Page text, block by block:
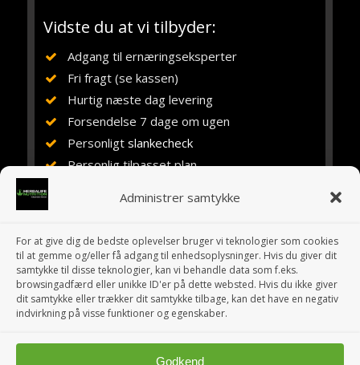
Administrer samtykke
For at give dig de bedste oplevelser bruger vi teknologier som cookies
til at gemme og/eller få adgang til enhedsoplysninger. Hvis du giver dit
samtykke til disse teknologier, kan vi behandle data som f.eks.
browsingadfærd eller unikke ID'er på dette websted. Hvis du ikke giver
dit samtykke eller trækker dit samtykke tilbage, kan det have en negativ
indvirkning på visse funktioner og egenskaber.
Godkend
Vidste du at vi tilbyder:
Adgang til ernæringseksperter
Fri fragt (se kassen)
Hurtig næste dag levering
Forsendelse 7 dage om ugen
Personligtslankecheck
Personlig tilpasset plan
Ernæringsuddannet siden 1984
10 år i eget fitnesscenter